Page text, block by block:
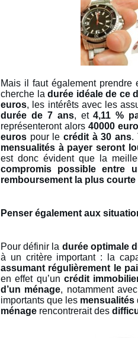
Mais il faut également prendre
cherche ladurée idéale de ce
euros, les intérêts avec les
durée de 7 ans, et4,11 %
représenteront alors 40000
euros pour le crédit à 30 ans.
mensualités à payer seront
est donc évident que la
compromis possible entre
remboursement la plus courte
Penser également aux
Pour définir la durée optimale
à un critère important : la
assumant régulièrement le
en effet qu’un crédit
d’un ménage, notamment
importants que les mensualités
ménage rencontrerait des